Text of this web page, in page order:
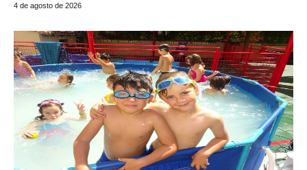
4 de agosto de 2026